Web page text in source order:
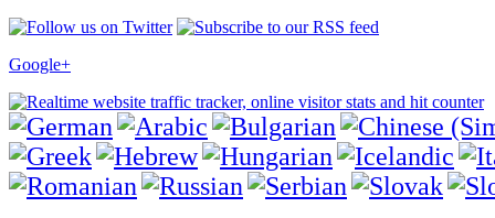
Google+